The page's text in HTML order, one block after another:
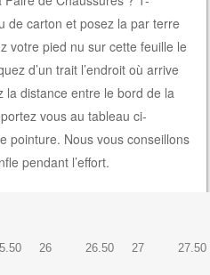
de carton et posez la par terre
votre pied nu sur cette feuille le
d’un trait l’endroit où arrive
la distance entre le bord de la
vous au tableau ci-
pointure. Nous vous conseillons
pendant l’effort.
26 26.50 27 27.50